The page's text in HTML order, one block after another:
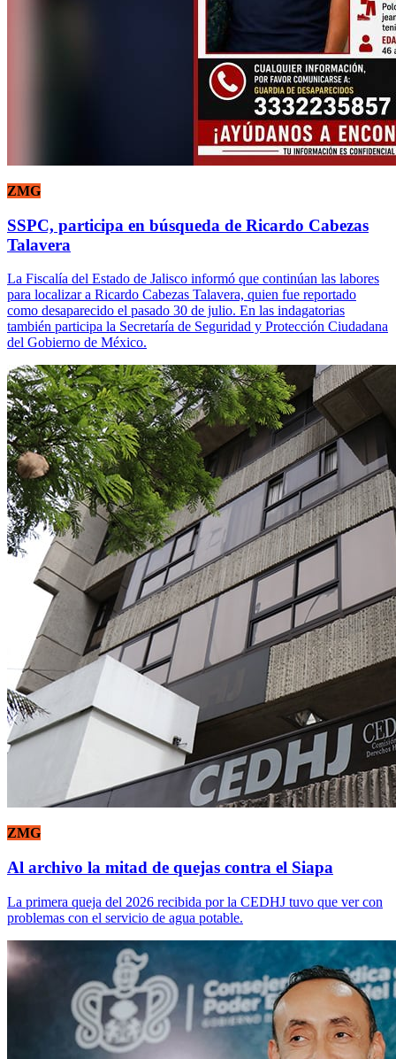
ZMG
SSPC, participa en búsqueda de Ricardo Cabezas
Talavera
La Fiscalía del Estado de Jalisco informó que continúan las labores
para localizar a Ricardo Cabezas Talavera, quien fue reportado
como desaparecido el pasado 30 de julio. En las indagatorias
también participa la Secretaría de Seguridad y Protección Ciudadana
del Gobierno de México.
ZMG
Al archivo la mitad de quejas contra el Siapa
La primera queja del 2026 recibida por la CEDHJ tuvo que ver con
problemas con el servicio de agua potable.